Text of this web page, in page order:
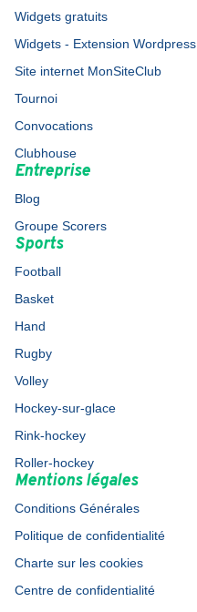
Widgets gratuits
Widgets - Extension Wordpress
Site internet MonSiteClub
Tournoi
Convocations
Clubhouse
Entreprise
Blog
Groupe Scorers
Sports
Football
Basket
Hand
Rugby
Volley
Hockey-sur-glace
Rink-hockey
Roller-hockey
Mentions légales
Conditions Générales
Politique de confidentialité
Charte sur les cookies
Centre de confidentialité